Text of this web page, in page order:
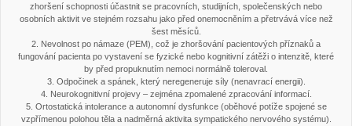
zhoršení schopnosti účastnit se pracovních, studijních, společenských nebo
osobních aktivit ve stejném rozsahu jako před onemocněním a přetrvává více než
šest měsíců.
2. Nevolnost po námaze (PEM), což je zhoršování pacientových příznaků a
fungování pacienta po vystavení se fyzické nebo kognitivní zátěži o intenzitě, které
by před propuknutím nemoci normálně toleroval.
3. Odpočinek a spánek, který neregeneruje síly (nenavrací energii).
4. Neurokognitivní projevy – zejména zpomalené zpracování informací.
5. Ortostatická intolerance a autonomní dysfunkce (oběhové potíže spojené se
vzpřímenou polohou těla a nadměrná aktivita sympatického nervového systému).